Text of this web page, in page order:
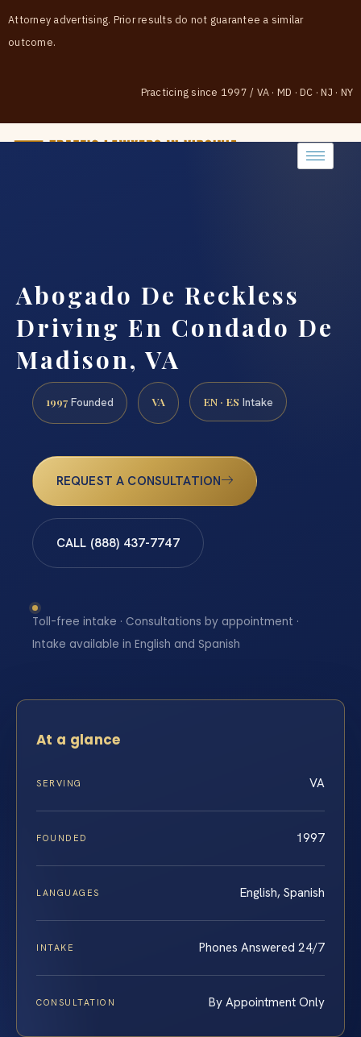
Attorney advertising. Prior results do not guarantee a similar
outcome.
Practicing since 1997 / VA · MD · DC · NJ · NY
Abogado De Reckless
Driving En Condado De
Madison, VA
1997 Founded VA EN · ES Intake
REQUEST A CONSULTATION
CALL (888) 437-7747
Toll-free intake · Consultations by appointment ·
Intake available in English and Spanish
At a glance
SERVING VA
FOUNDED 1997
LANGUAGES English, Spanish
INTAKE Phones Answered 24/7
CONSULTATION By Appointment Only